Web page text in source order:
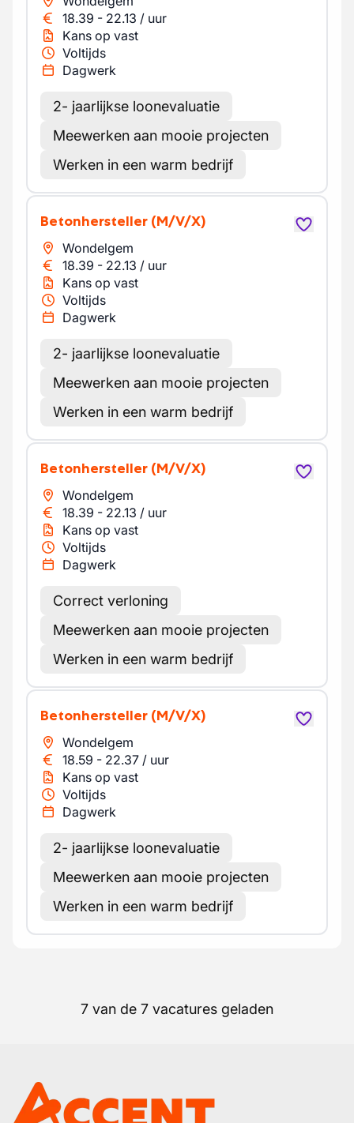
18.39 - 22.13 / uur
Kans op vast
Voltijds
Dagwerk
2- jaarlijkse loonevaluatie
Meewerken aan mooie projecten
Werken in een warm bedrijf
Betonhersteller (M/V/X)
Wondelgem
18.39 - 22.13 / uur
Kans op vast
Voltijds
Dagwerk
2- jaarlijkse loonevaluatie
Meewerken aan mooie projecten
Werken in een warm bedrijf
Betonhersteller (M/V/X)
Wondelgem
18.39 - 22.13 / uur
Kans op vast
Voltijds
Dagwerk
Correct verloning
Meewerken aan mooie projecten
Werken in een warm bedrijf
Betonhersteller (M/V/X)
Wondelgem
18.59 - 22.37 / uur
Kans op vast
Voltijds
Dagwerk
2- jaarlijkse loonevaluatie
Meewerken aan mooie projecten
Werken in een warm bedrijf
7 van de 7 vacatures geladen